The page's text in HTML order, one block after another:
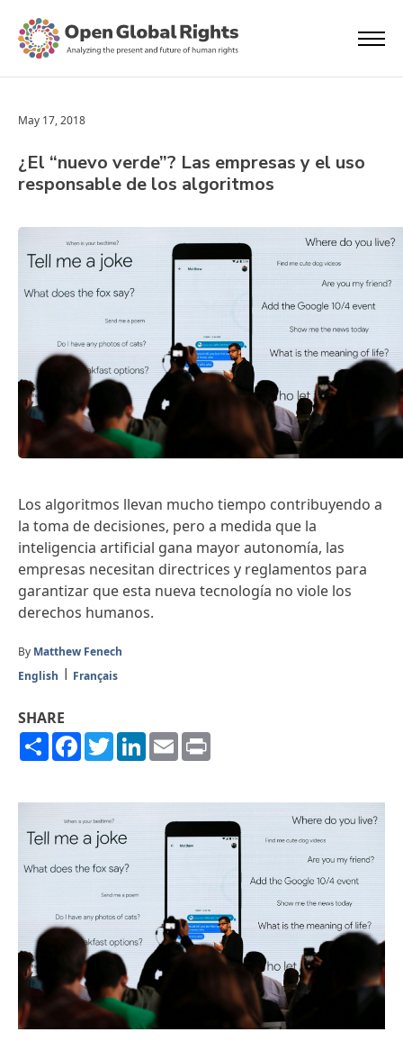
May 17, 2018
¿El “nuevo verde”? Las empresas y el uso
responsable de los algoritmos
Los algoritmos llevan mucho tiempo contribuyendo a
la toma de decisiones, pero a medida que la
inteligencia artificial gana mayor autonomía, las
empresas necesitan directrices y reglamentos para
garantizar que esta nueva tecnología no viole los
derechos humanos.
By Matthew Fenech
English
Français
SHARE
ShareFacebook
TwitterLinkedIn
Email